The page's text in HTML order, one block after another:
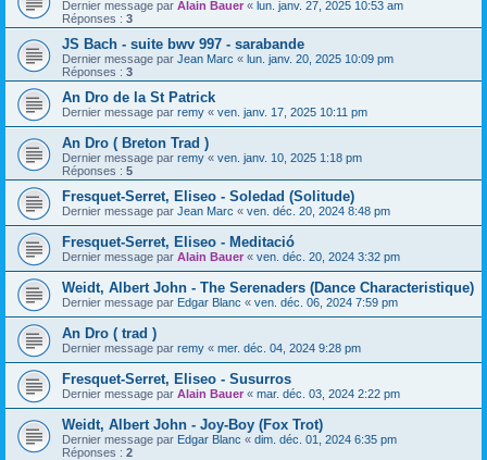
Dernier message par Alain Bauer « lun. janv. 27, 2025 10:53 am
Réponses : 3
JS Bach - suite bwv 997 - sarabande
Dernier message par Jean Marc « lun. janv. 20, 2025 10:09 pm
Réponses : 3
An Dro de la St Patrick
Dernier message par remy « ven. janv. 17, 2025 10:11 pm
An Dro ( Breton Trad )
Dernier message par remy « ven. janv. 10, 2025 1:18 pm
Réponses : 5
Fresquet-Serret, Eliseo - Soledad (Solitude)
Dernier message par Jean Marc « ven. déc. 20, 2024 8:48 pm
Fresquet-Serret, Eliseo - Meditació
Dernier message par Alain Bauer « ven. déc. 20, 2024 3:32 pm
Weidt, Albert John - The Serenaders (Dance Characteristique)
Dernier message par Edgar Blanc « ven. déc. 06, 2024 7:59 pm
An Dro ( trad )
Dernier message par remy « mer. déc. 04, 2024 9:28 pm
Fresquet-Serret, Eliseo - Susurros
Dernier message par Alain Bauer « mar. déc. 03, 2024 2:22 pm
Weidt, Albert John - Joy-Boy (Fox Trot)
Dernier message par Edgar Blanc « dim. déc. 01, 2024 6:35 pm
Réponses : 2